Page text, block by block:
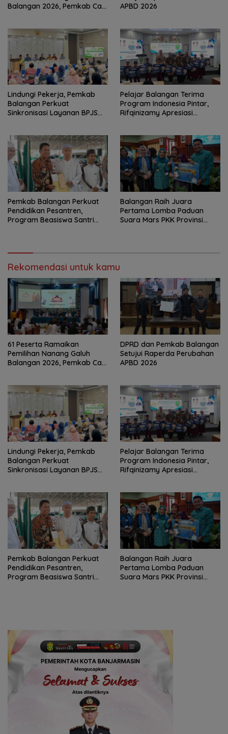
Balangan 2026, Pemkab Cari
APBD 2026
Lindungi Pekerja, Pemkab
Balangan Perkuat
Sinkronisasi Layanan BPJS
Pelajar Balangan Terima
Program Indonesia Pintar,
Rifqinizamy Apresiasi
Pemkab Balangan Perkuat
Pendidikan Pesantren,
Program Beasiswa Santri
Balangan Raih Juara
Pertama Lomba Paduan
Suara Mars PKK Provinsi
Rekomendasi untuk kamu
61 Peserta Ramaikan
Pemilihan Nanang Galuh
Balangan 2026, Pemkab Cari
DPRD dan Pemkab Balangan
Setujui Raperda Perubahan
APBD 2026
Lindungi Pekerja, Pemkab
Balangan Perkuat
Sinkronisasi Layanan BPJS
Pelajar Balangan Terima
Program Indonesia Pintar,
Rifqinizamy Apresiasi
Pemkab Balangan Perkuat
Pendidikan Pesantren,
Program Beasiswa Santri
Balangan Raih Juara
Pertama Lomba Paduan
Suara Mars PKK Provinsi